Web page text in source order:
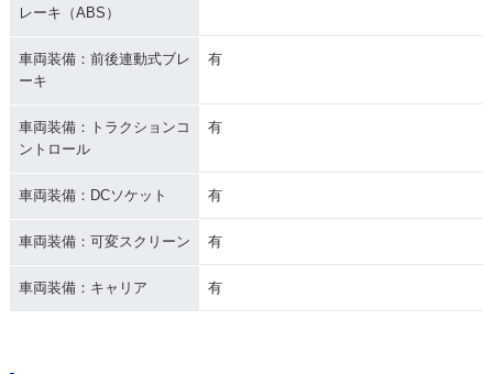
レーキ（ABS）
車両装備：前後連動式ブレ
ーキ
有
車両装備：トラクションコ
ントロール
有
車両装備：DCソケット 有
車両装備：可変スクリーン 有
車両装備：キャリア 有